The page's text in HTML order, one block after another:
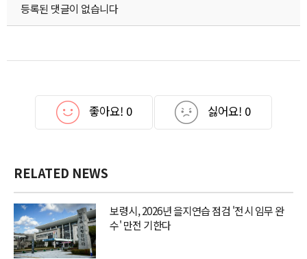
등록된 댓글이 없습니다
좋아요! 0 싫어요! 0
RELATED NEWS
보령시, 2026년 을지연습 점검 '전시 임무 완
수' 만전 기한다